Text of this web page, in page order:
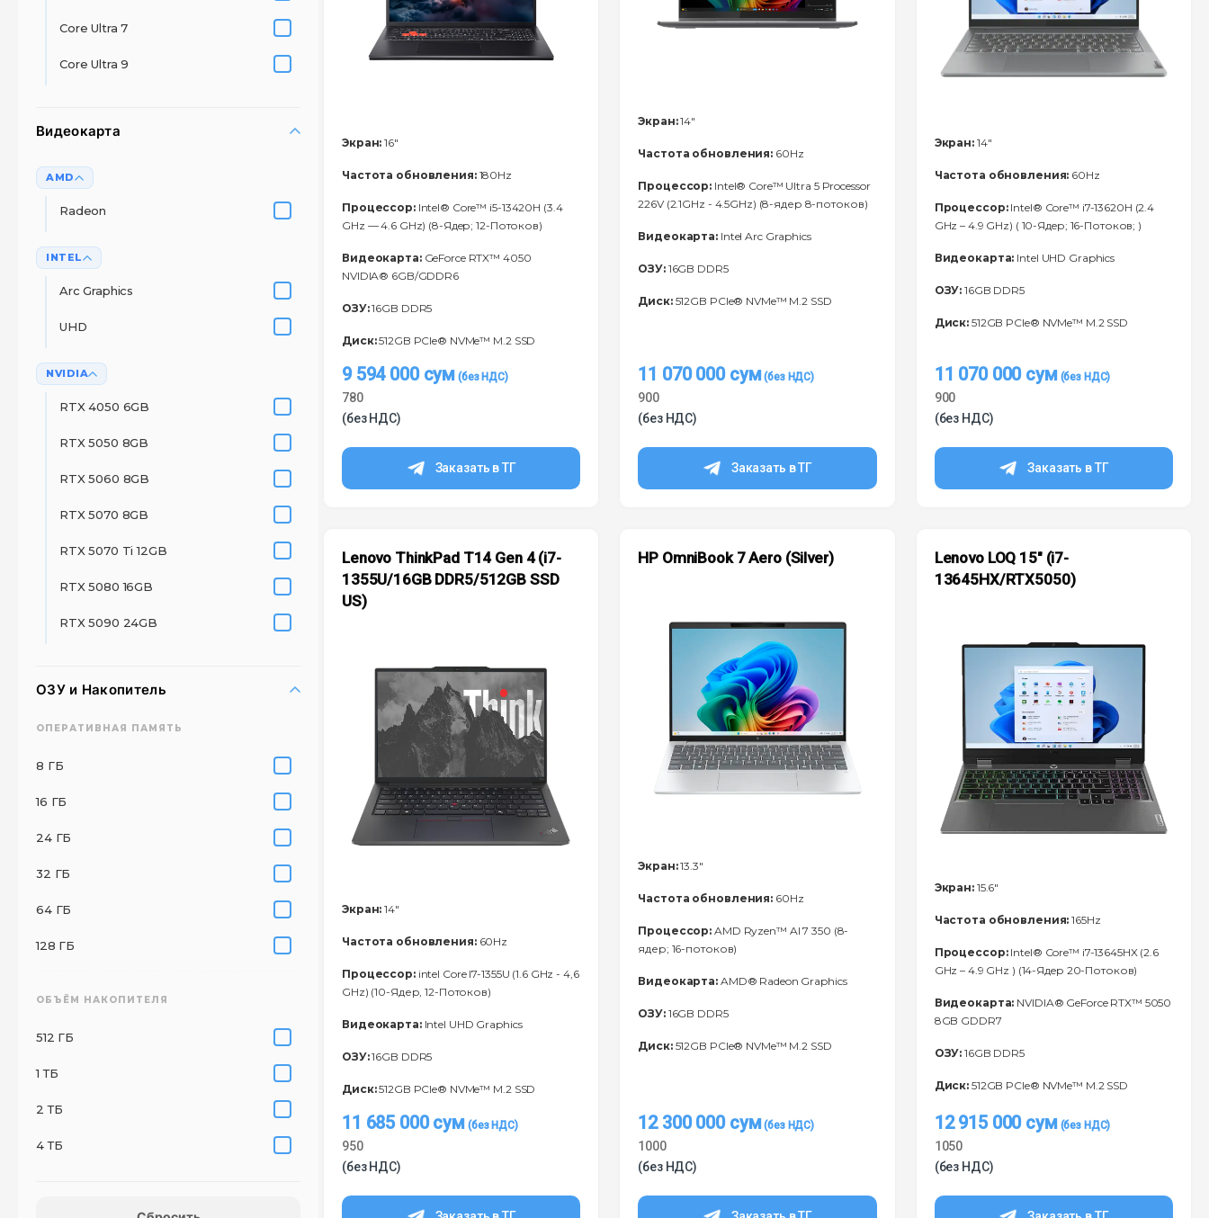
Core Ultra 7
Core Ultra 9
Видеокарта
AMD
Radeon
INTEL
Arc Graphics
UHD
NVIDIA
RTX 4050 6GB
RTX 5050 8GB
RTX 5060 8GB
RTX 5070 8GB
RTX 5070 Ti 12GB
RTX 5080 16GB
RTX 5090 24GB
ОЗУ и Накопитель
ОПЕРАТИВНАЯ ПАМЯТЬ
8 ГБ
16 ГБ
24 ГБ
32 ГБ
64 ГБ
128 ГБ
ОБЪЁМ НАКОПИТЕЛЯ
512 ГБ
1 ТБ
2 ТБ
4 ТБ
Экран: 16"
Частота обновления:180Hz
Процессор:Intel® Core™ i5-13420H (3.4
GHz — 4.6 GHz) (8-Ядeр; 12-Потоков)
Видеокарта:GeForce RTX™ 4050
NVIDIA® 6GB/GDDR6
ОЗУ:16GB DDR5
Диск:512GB PCIe® NVMe™ M.2 SSD
9 594 000 сум
780
(без НДС)
Заказать в ТГ
Экран:14"
Частота обновления: 60Hz
Процессор: Intel® Core™ Ultra 5 Processor
226V (2.1GHz - 4.5GHz) (8-ядер 8-потоков)
Видеокарта: Intel Arc Graphics
ОЗУ:16GB DDR5
Диск:512GB PCIe® NVMe™ M.2 SSD
11 070 000 сум
900
(без НДС)
Заказать в ТГ
Экран:14"
Частота обновления: 60Hz
Процессор:Intel® Core™ i7-13620H (2.4
GHz – 4.9 GHz) ( 10-Ядeр; 16-Потоков; )
Видеокарта: Intel UHD Graphics
ОЗУ: 16GB DDR5
Диск: 512GB PCIe® NVMe™ M.2 SSD
11 070 000 сум
900
(без НДС)
Заказать в ТГ
Lenovo ThinkPad T14 Gen 4 (i7-
1355U/16GB DDR5/512GB SSD
US)
Экран: 14"
Частота обновления:60Hz
Процессор:intel Core I7-1355U (1.6 GHz - 4,6
GHz) (10-Ядер, 12-Потоков)
Видеокарта:Intel UHD Graphics
ОЗУ:16GB DDR5
Диск:512GB PCIe® NVMe™ M.2 SSD
11 685 000сум
950
(без НДС)
HP OmniBook 7 Aero (Silver)
Экран:13.3"
Частота обновления: 60Hz
Процессор: AMD Ryzen™ Al 7 350 (8-
ядер; 16-потоков)
Видеокарта: AMD® Radeon Graphics
ОЗУ:16GB DDR5
Диск:512GB PCIe® NVMe™ M.2 SSD
12 300 000 сум
1000
(без НДС)
Lenovo LOQ 15″ (i7-
13645HX/RTX5050)
Экран:15.6"
Частота обновления: 165Hz
Процессор:Intel® Core™ i7-13645HX (2.6
GHz – 4.9 GHz ) (14-Ядeр 20-Потоков)
Видеокарта: NVIDIA® GeForce RTX™ 5050
8GB GDDR7
ОЗУ: 16GB DDR5
Диск: 512GB PCIe® NVMe™ M.2 SSD
12 915 000 сум
1050
(без НДС)